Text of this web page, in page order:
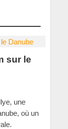
sur le
une
où un